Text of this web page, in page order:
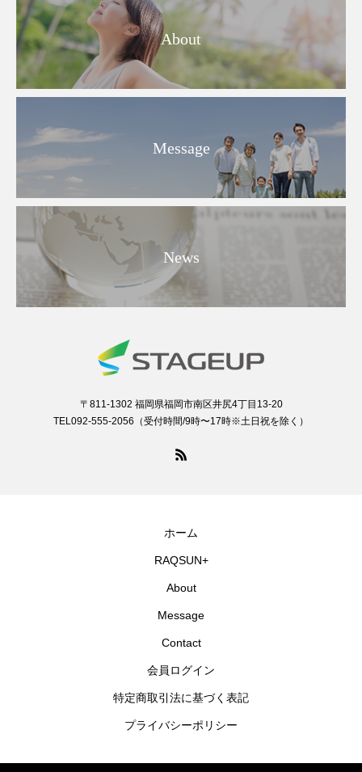
About
Message
News
〒811-1302 福岡県福岡市南区井尻4丁目13-20
TEL092-555-2056（受付時間/9時〜17時※土日祝を除く）
ホーム
RAQSUN+
About
Message
Contact
会員ログイン
特定商取引法に基づく表記
プライバシーポリシー